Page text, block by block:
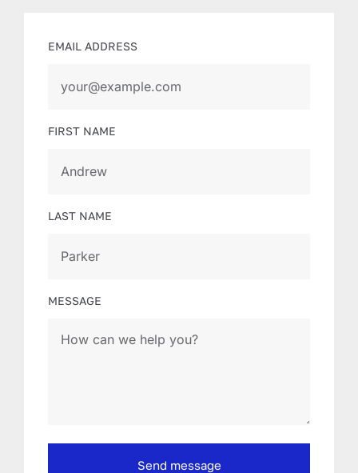
EMAIL ADDRESS
FIRST NAME
LAST NAME
MESSAGE
Send message